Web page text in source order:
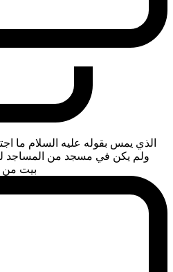
الذي يمس بقوله عليه السلام ما
ولم يكن في مسجد من المساجد
بيت من